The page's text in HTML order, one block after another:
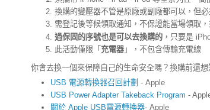
換購的變壓器不管是原廠或副廠都可以，但必
需登記後等候領取通知，不保證能當場領取
過保固的序號也是可以去換購的 ，只要是
此活動僅限「 充電器 」，不包含傳輸充電線
你會去換一個來保障自己的生命安全嗎？換購前還想
USB 電源轉換器召回計劃 - Apple
USB Power Adapter Takeback Program -
關於 Apple USB電源轉換器- Apple